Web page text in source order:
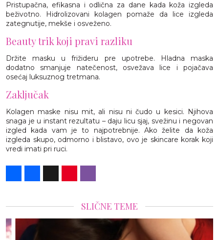
Pristupačna, efikasna i odlična za dane kada koža izgleda
beživotno. Hidrolizovani kolagen pomaže da lice izgleda
zategnutije, mekše i osveženo.
Beauty trik koji pravi razliku
Držite masku u frižideru pre upotrebe. Hladna maska
dodatno smanjuje natečenost, osvežava lice i pojačava
osećaj luksuznog tretmana.
Zaključak
Kolagen maske nisu mit, ali nisu ni čudo u kesici. Njihova
snaga je u instant rezultatu – daju licu sjaj, svežinu i negovan
izgled kada vam je to najpotrebnije. Ako želite da koža
izgleda skupo, odmorno i blistavo, ovo je skincare korak koji
vredi imati pri ruci.
SLIČNE TEME